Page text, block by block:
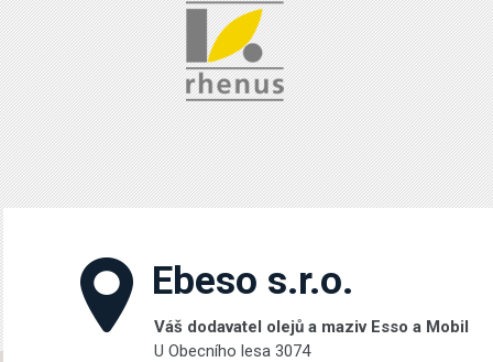
Ebeso s.r.o.
Váš dodavatel olejů a maziv Esso a Mobil
U Obecního lesa 3074